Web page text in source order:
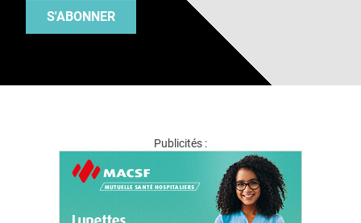
S'ABONNER
Publicités :